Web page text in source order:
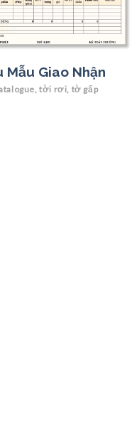
tời rơi, tờ gấp
Mẫu Giao Nhận